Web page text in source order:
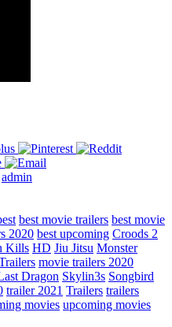
admin
best movie trailers best movie
2020 best upcoming Croods 2
Kills HD Jiu Jitsu Monster
movie trailers 2020
Dragon Skylin3s Songbird
trailer 2021 Trailers trailers
movies upcoming movies